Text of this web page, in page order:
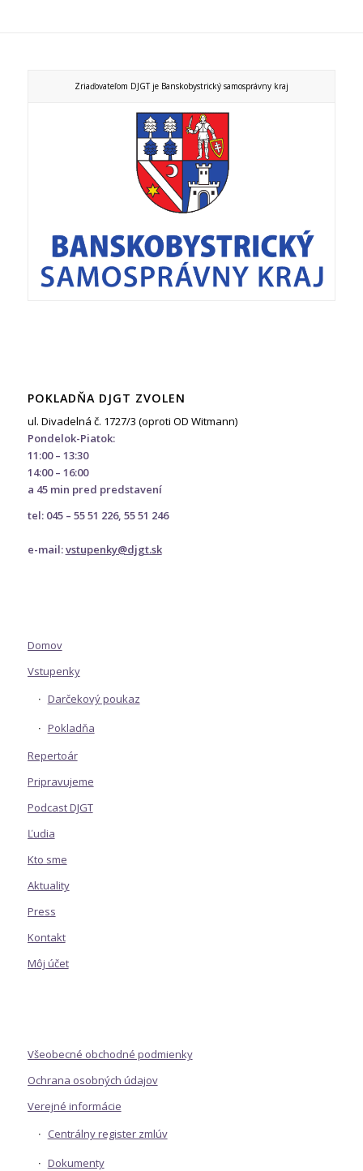
Zriaďovateľom DJGT je Banskobystrický samosprávny kraj
POKLADŇA DJGT ZVOLEN
ul. Divadelná č. 1727/3 (oproti OD Witmann)
Pondelok-Piatok:
11:00 – 13:30
14:00 – 16:00
a 45 min pred predstavení
tel: 045 – 55 51 226, 55 51 246
e-mail:vstupenky@djgt.sk
Domov
Vstupenky
Darčekový poukaz
Pokladňa
Repertoár
Pripravujeme
Podcast DJGT
Ľudia
Kto sme
Aktuality
Press
Kontakt
Môj účet
Všeobecné obchodné podmienky
Ochrana osobných údajov
Verejné informácie
Centrálny register zmlúv
Dokumenty